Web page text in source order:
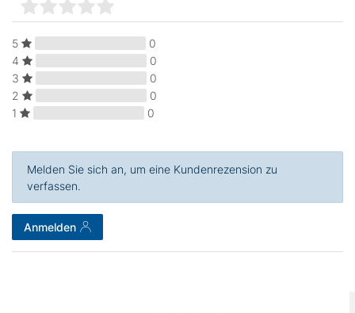
5
0
4
0
3
0
2
0
1
0
Melden Sie sich an, um eine Kundenrezension zu
verfassen.
Anmelden